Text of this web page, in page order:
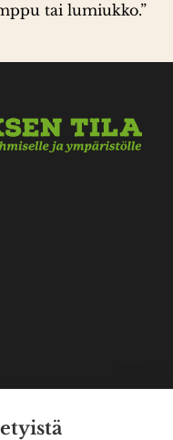
tai lumiukko.”